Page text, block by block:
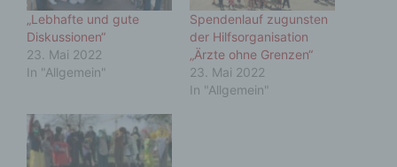
„Lebhafte und gute
Diskussionen“
23. Mai 2022
In "Allgemein"
Spendenlauf zugunsten
der Hilfsorganisation
„Ärzte ohne Grenzen“
23. Mai 2022
In "Allgemein"